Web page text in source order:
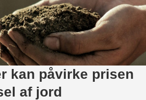
kan påvirke prisen
af jord